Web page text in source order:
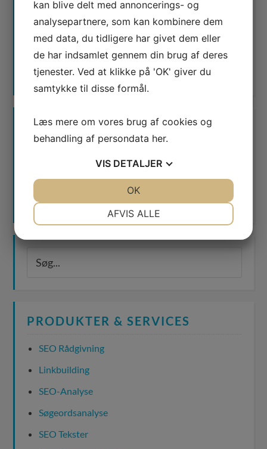
Waimea er certificeret
Google AdWords Premier Partner
PRODUKTER & SERVICES
SEO Rådgivning
Linkbuilding
SEO-Analyse
Søgeordsanalyse
SEO Tekster
kan blive delt med annoncerings- og
analysepartnere, som kan kombinere dem
med data, du tidligere har givet dem eller
de har indsamlet gennem din brug af deres
tjenester. Ved at klikke på 'OK' giver du
samtykke til disse formål.
Læs mere om vores brug af cookies og
behandling af persondata her.
VIS DETALJER
MARKETING STATISTIK
AFVIS ALLE
OK